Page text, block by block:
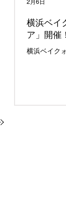
横浜ベイ
ア」開催！
横浜ベイク
2月6日